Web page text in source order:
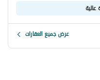
مشروع ناجح ومأهول.
عرض جميع العقارات